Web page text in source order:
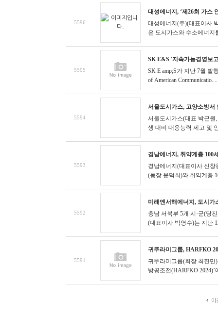
5596
대성에너지, ‘제26회 가스
대성에너지(주)(대표이사
은 도시가스와 수소에너지
5595
SK E&S '지속가능경영보
SK E amp;S가 지난 7월 발
of American Communicatio....
5594
서울도시가스, 고양소방서
서울도시가스(대표 박근원
생 대비 대응능력 제고 및
5593
경남에너지, 취약계층 100
경남에너지(대표이사 신
(동장 윤덕희)와 취약계층
5592
미래엔서해에너지, 도시가
충남 서북부 5개 시·군(당
(대표이사 박영수)는 지난
5591
귀뚜라미그룹, HARFKO
귀뚜라미그룹(회장 최진민
방공조전(HARFKO
이